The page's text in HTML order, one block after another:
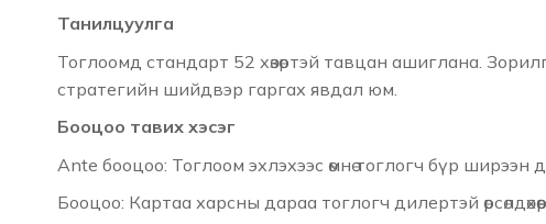
Танилцуулга
Тоглоомд стандарт 52 хөзөртэй тавцан ашиглана.
стратегийн шийдвэр гаргах явдал юм.
Бооцоо тавих хэсэг
Ante бооцоо: Тоглоом эхлэхээс өмнө тоглогч бүр ширээн
Бооцоо: Картаа харсны дараа тоглогч дилертэй